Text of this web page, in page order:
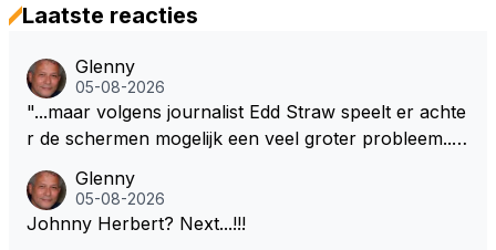
Laatste reacties
Glenny
05-08-2026
"...maar volgens journalist Edd Straw speelt er achte
r de schermen mogelijk een veel groter probleem..."
Glenny
05-08-2026
Johnny Herbert? Next...!!!